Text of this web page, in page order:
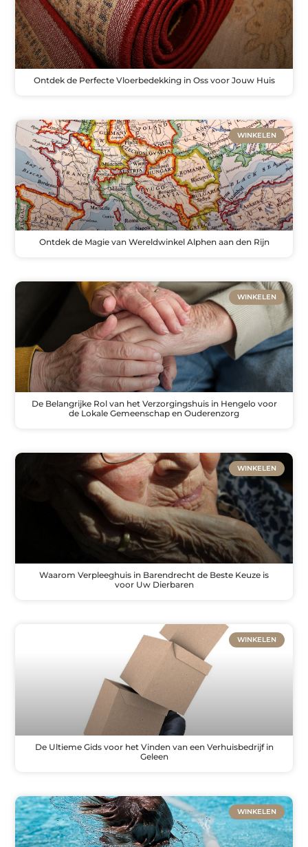
Ontdek de Perfecte Vloerbedekking in Oss voor Jouw Huis
WINKELEN
Ontdek de Magie van Wereldwinkel Alphen aan den Rijn
WINKELEN
De Belangrijke Rol van het Verzorgingshuis in Hengelo voor
de Lokale Gemeenschap en Ouderenzorg
WINKELEN
Waarom Verpleeghuis in Barendrecht de Beste Keuze is
voor Uw Dierbaren
WINKELEN
De Ultieme Gids voor het Vinden van een Verhuisbedrijf in
Geleen
WINKELEN